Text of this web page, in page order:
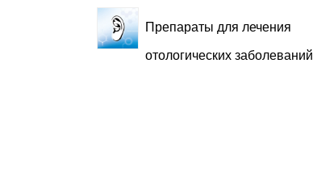
Препараты для лечения
отологических заболеваний